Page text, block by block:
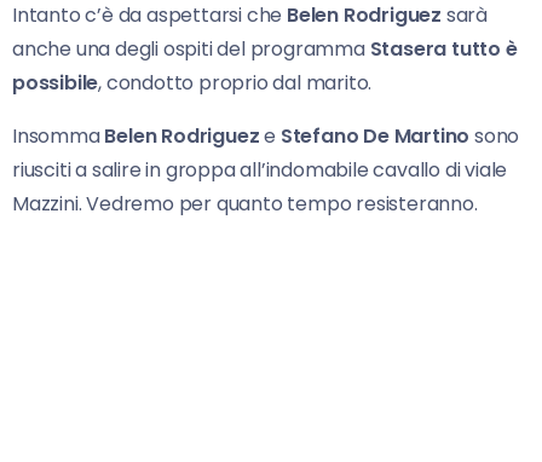
Intanto c’è da aspettarsi che Belen Rodriguez sarà
anche una degli ospiti del programma Stasera tutto è
possibile, condotto proprio dal marito.
InsommaBelen Rodrigueze Stefano De Martino sono
riusciti a salire in groppa all’indomabile cavallo di viale
Mazzini. Vedremo per quanto tempo resisteranno.